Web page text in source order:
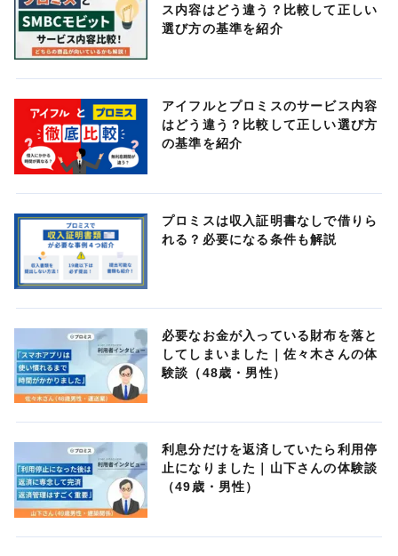
ス内容はどう違う？比較して正しい
選び方の基準を紹介
アイフルとプロミスのサービス内容
はどう違う？比較して正しい選び方
の基準を紹介
プロミスは収入証明書なしで借りら
れる？必要になる条件も解説
必要なお金が入っている財布を落と
してしまいました｜佐々木さんの体
験談（48歳・男性）
利息分だけを返済していたら利用停
止になりました｜山下さんの体験談
（49歳・男性）